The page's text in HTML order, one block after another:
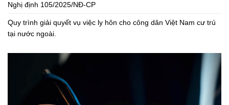
Nghị định 105/2025/NĐ-CP
Quy trình giải quyết vụ việc ly hôn cho công dân Việt Nam cư trú
tại nước ngoài.